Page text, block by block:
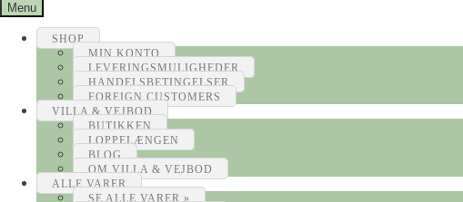
Menu
SHOP
MIN KONTO
LEVERINGSMULIGHEDER
HANDELSBETINGELSER
FOREIGN CUSTOMERS
VILLA & VEJBOD
BUTIKKEN
LOPPELÆNGEN
BLOG
OM VILLA & VEJBOD
ALLE VARER
SE ALLE VARER »